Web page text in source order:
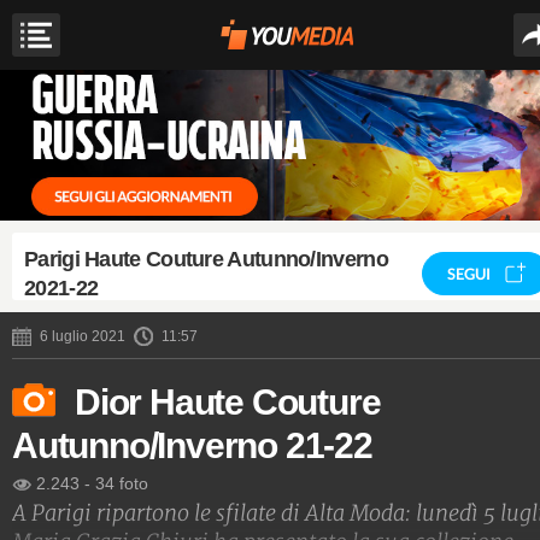
Parigi Haute Couture Autunno/Inverno
2021-22
SEGUI
6 luglio 2021 11:57
Dior Haute Couture
Autunno/Inverno 21-22
2.243 - 34 foto
A Parigi ripartono le sfilate di Alta Moda: lunedì 5